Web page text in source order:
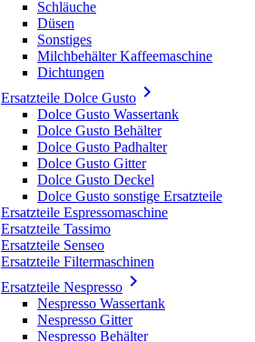
Schläuche
Düsen
Sonstiges
Milchbehälter Kaffeemaschine
Dichtungen
Ersatzteile Dolce Gusto 
Dolce Gusto Wassertank
Dolce Gusto Behälter
Dolce Gusto Padhalter
Dolce Gusto Gitter
Dolce Gusto Deckel
Dolce Gusto sonstige Ersatzteile
Ersatzteile Espressomaschine
Ersatzteile Tassimo
Ersatzteile Senseo
Ersatzteile Filtermaschinen
Ersatzteile Nespresso 
Nespresso Wassertank
Nespresso Gitter
Nespresso Behälter